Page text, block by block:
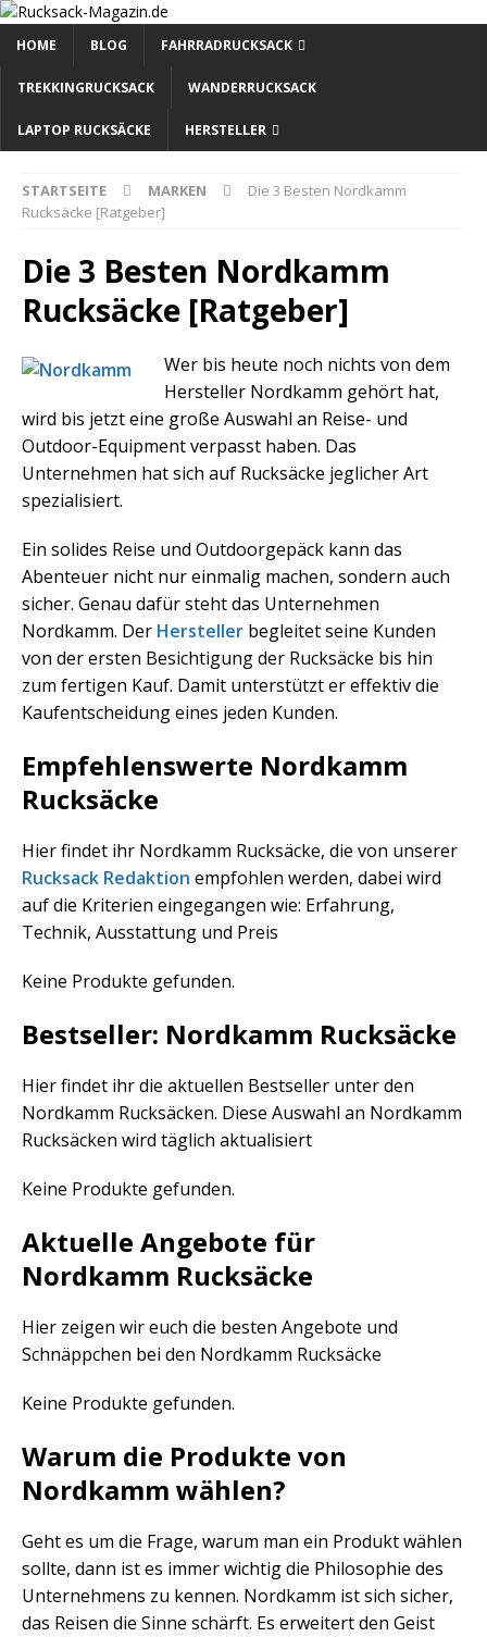
HOME BLOG FAHRRADRUCKSACK
TREKKINGRUCKSACK WANDERRUCKSACK
LAPTOP RUCKSÄCKE HERSTELLER
STARTSEITE MARKEN
Die 3 Besten Nordkamm
Rucksäcke [Ratgeber]
Die 3 Besten Nordkamm
Rucksäcke [Ratgeber]
Wer bis heute noch nichts von dem
Hersteller Nordkamm gehört hat,
wird bis jetzt eine große Auswahl an Reise- und
Outdoor-Equipment verpasst haben. Das
Unternehmen hat sich auf Rucksäcke jeglicher Art
spezialisiert.
Ein solides Reise und Outdoorgepäck kann das
Abenteuer nicht nur einmalig machen, sondern auch
sicher. Genau dafür steht das Unternehmen
Nordkamm. Der Hersteller begleitet seine Kunden
von der ersten Besichtigung der Rucksäcke bis hin
zum fertigen Kauf. Damit unterstützt er effektiv die
Kaufentscheidung eines jeden Kunden.
Empfehlenswerte Nordkamm
Rucksäcke
Hier findet ihr Nordkamm Rucksäcke, die von unserer
Rucksack Redaktion empfohlen werden, dabei wird
auf die Kriterien eingegangen wie: Erfahrung,
Technik, Ausstattung und Preis
Keine Produkte gefunden.
Bestseller: Nordkamm Rucksäcke
Hier findet ihr die aktuellen Bestseller unter den
Nordkamm Rucksäcken. Diese Auswahl an Nordkamm
Rucksäcken wird täglich aktualisiert
Keine Produkte gefunden.
Aktuelle Angebote für
Nordkamm Rucksäcke
Hier zeigen wir euch die besten Angebote und
Schnäppchen bei den Nordkamm Rucksäcke
Keine Produkte gefunden.
Warum die Produkte von
Nordkamm wählen?
Geht es um die Frage, warum man ein Produkt wählen
sollte, dann ist es immer wichtig die Philosophie des
Unternehmens zu kennen. Nordkamm ist sich sicher,
das Reisen die Sinne schärft. Es erweitert den Geist